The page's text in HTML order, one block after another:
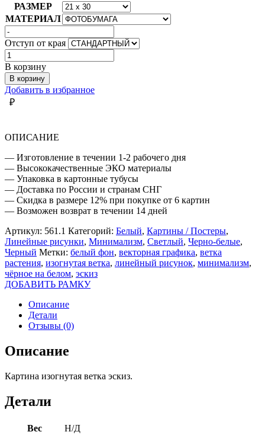
РАЗМЕР
МАТЕРИАЛ
Отступ от края
Количество
товара
ИЗОГНУТАЯ
ВЕТКА
ЭСКИЗ
В корзину
В корзину
Добавить в избранное
₽
ОПИСАНИЕ
— Изготовление в течении 1-2 рабочего дня
— Высококачественные ЭКО материалы
— Упаковка в картонные тубусы
— Доставка по России и странам СНГ
— Скидка в размере 12% при покупке от 6 картин
— Возможен возврат в течении 14 дней
Артикул: 561.1 Категорий: Белый, Картины / Постеры,
Линейные рисунки, Минимализм, Светлый, Черно-белые,
Черный Метки: белый фон, векторная графика, ветка
растения, изогнутая ветка, линейный рисунок, минимализм,
чёрное на белом, эскиз
ДОБАВИТЬ РАМКУ
Описание
Детали
Отзывы (0)
Описание
Картина изогнутая ветка эскиз.
Детали
Вес
Н/Д